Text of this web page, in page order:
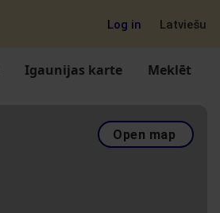
Log in Latviešu
Igaunijas karte Meklēt
Open map